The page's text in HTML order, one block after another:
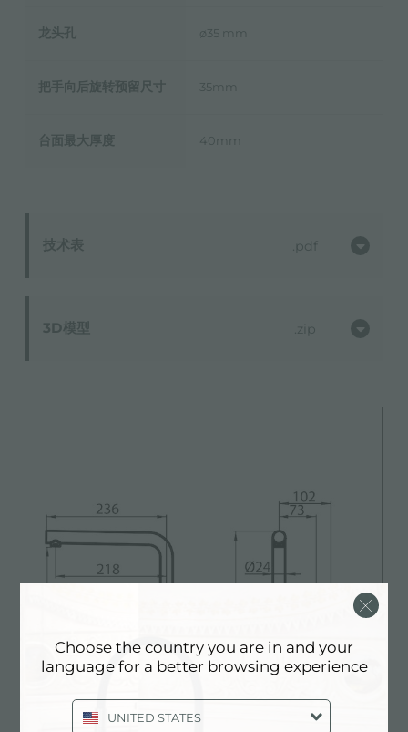
技术表 pdf
3D模型 zip
龙头孔 ø35 mm
把手向后旋转预留尺寸 35mm
台面最大厚度 40mm
Choose the country you are in and your
language for a better browsing experience
UNITED STATES